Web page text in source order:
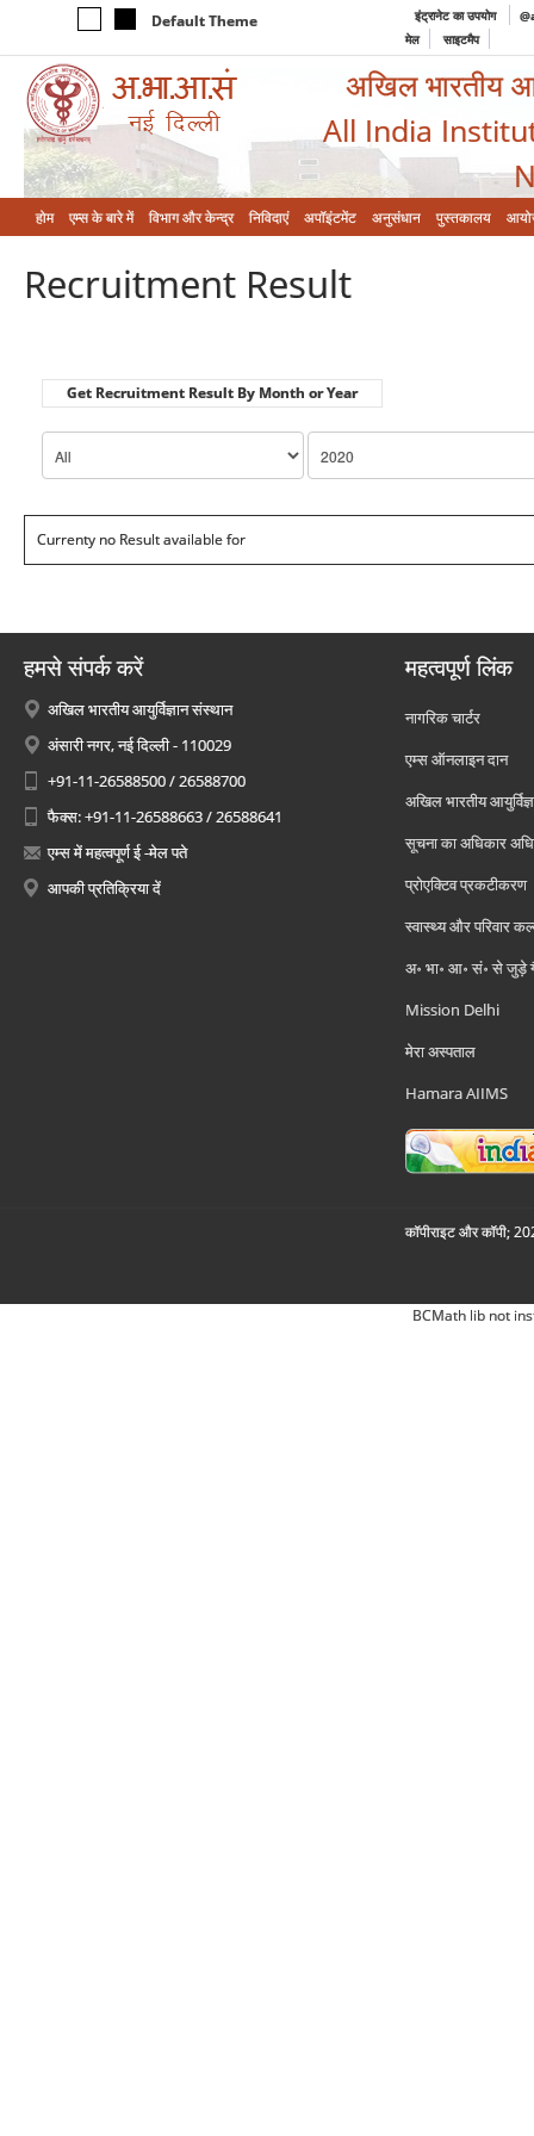
Default Theme इंट्रानेट का उपयोग
मेल
साइटमैप
अखिल भारतीय
All India
होम एम्‍स के बारे में विभाग और केन्‍द्र निविदाएं अपॉइंटमेंट अनुसंधान पुस्तकालय
Recruitment Result
Get Recruitment Result By Month or Year
Currenty no Result available for
हमसे संपर्क करें
अखिल भारतीय आयुर्विज्ञान संस्थान
अंसारी नगर, नई दिल्ली - 110029
+91-11-26588500 / 26588700
फैक्स: +91-11-26588663 / 26588641
एम्स में महत्वपूर्ण ई -मेल पते
आपकी प्रतिक्रिया दें
महत्वपूर्ण लिंक
नागरिक चार्टर
एम्स ऑनलाइन दान
अखिल भारतीय
सूचना का अधिकार
प्रोएक्टिव प्रकटीकरण
स्वास्थ्य और परिवार
अ॰ भा॰ आ॰ सं॰ से जुड़े
Mission Delhi
मेरा अस्पताल
Hamara AIIMS
कॉपीराइट और कॉपी;
BCMath lib not